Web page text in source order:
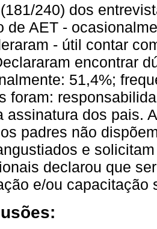
240) dos
de AET -
- útil contar
encontrar
51,4%;
foram:
assinatura dos pais.
padres não
e
declarou que
e/ou capacitação